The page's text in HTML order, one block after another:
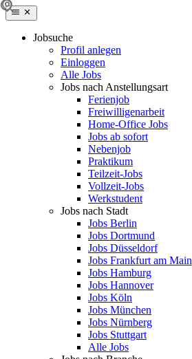
Jobsuche
Profil anlegen
Einloggen
Alle Jobs
Jobs nach Anstellungsart
Ferienjob
Freiwilligenarbeit
Home-Office Jobs
Jobs ab sofort
Nebenjob
Praktikum
Teilzeit-Jobs
Vollzeit-Jobs
Werkstudent
Jobs nach Stadt
Jobs Berlin
Jobs Dortmund
Jobs Düsseldorf
Jobs Frankfurt am Main
Jobs Hamburg
Jobs Hannover
Jobs Köln
Jobs München
Jobs Nürnberg
Jobs Stuttgart
Alle Jobs